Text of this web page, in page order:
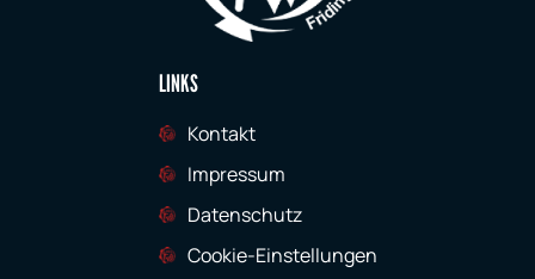
LINKS
Kontakt
Impressum
Datenschutz
Cookie-Einstellungen